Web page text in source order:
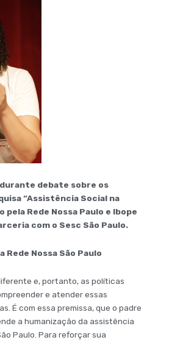
debate sobre os
“Assistência Social na
pela Rede Nossa Paulo e Ibope
com o Sesc São Paulo.
Rede Nossa São Paulo
e, portanto, as políticas
e atender essas
É com essa premissa, que o padre
a humanização da assistência
Paulo. Para reforçar sua